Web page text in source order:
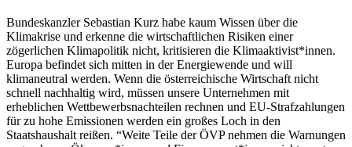
Bundeskanzler Sebastian Kurz habe kaum Wissen über die
Klimakrise und erkenne die wirtschaftlichen Risiken einer
zögerlichen Klimapolitik nicht, kritisieren die Klimaaktivist*innen.
Europa befindet sich mitten in der Energiewende und will
klimaneutral werden. Wenn die österreichische Wirtschaft nicht
schnell nachhaltig wird, müssen unsere Unternehmen mit
erheblichen Wettbewerbsnachteilen rechnen und EU-Strafzahlungen
für zu hohe Emissionen werden ein großes Loch in den
Staatshaushalt reißen. “Weite Teile der ÖVP nehmen die Warnungen